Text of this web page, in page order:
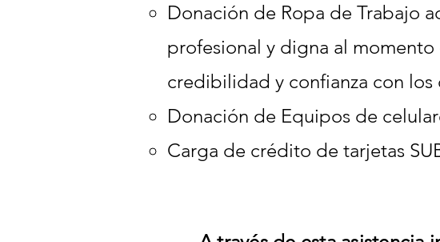
Donación de Ropa de Trabajo
profesional y digna al
credibilidad y confianza con los
Donación de Equipos de
Carga de crédito de tarjetas